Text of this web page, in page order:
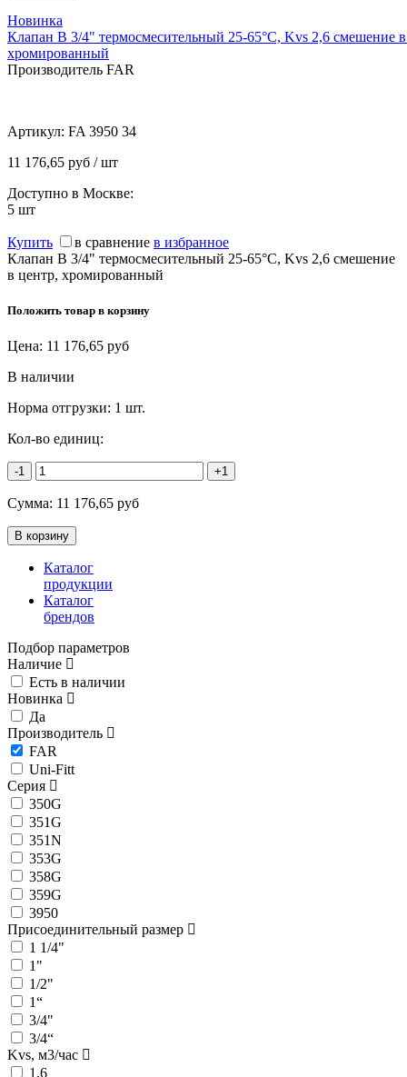
Новинка
Клапан В 3/4" термосмесительный 25-65°С, Kvs 2,6 смешение
хромированный
Производитель FAR
Артикул: FA 3950 34
11 176,65 руб / шт
Доступно в Москве:
5 шт
Купить в сравнение в избранное
Клапан В 3/4" термосмесительный 25-65°С, Kvs 2,6 смешение
в центр, хромированный
Положить товар в корзину
Цена: 11 176,65 руб
В наличии
Норма отгрузки: 1 шт.
Кол-во единиц:
-1 +1
Сумма: 11 176,65 руб
Каталог
продукции
Каталог
брендов
Подбор параметров
Наличие
Есть в наличии
Новинка
Да
Производитель
FAR
Uni-Fitt
Серия
350G
351G
351N
353G
358G
359G
3950
Присоединительный размер
1 1/4"
1"
1/2"
1“
3/4"
3/4“
Kvs, м3/час
1,6